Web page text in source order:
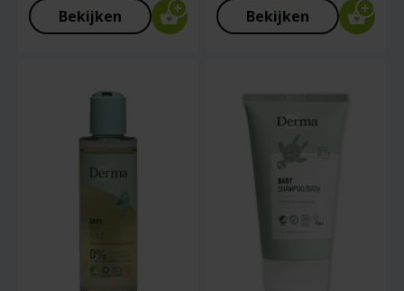
Bekijken
Bekijken